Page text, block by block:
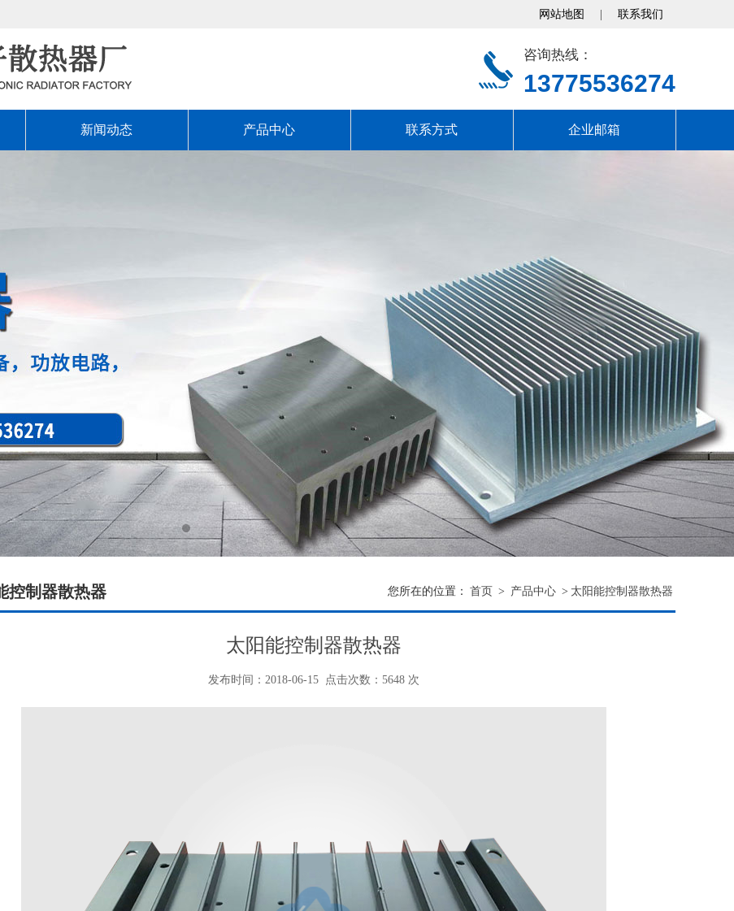
网站地图 联系我们
咨询热线：
13775536274
新闻动态 产品中心 联系方式 企业邮箱
控制器散热器 您所在的位置： 首页 > 产品中心 > 太阳能控制器散热器
太阳能控制器散热器
发布时间：2018-06-15 点击次数：5648 次